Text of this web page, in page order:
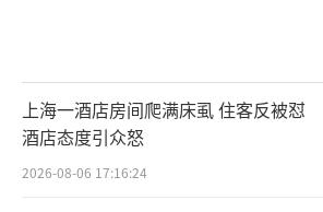
上海一酒店房间爬满床虱 住客反被怼
酒店态度引众怒
2026-08-06 17:16:24